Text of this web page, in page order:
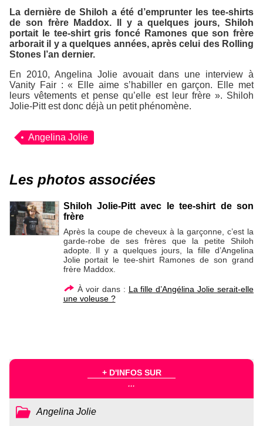
La dernière de Shiloh a été d’emprunter les tee-shirts
de son frère Maddox. Il y a quelques jours, Shiloh
portait le tee-shirt gris foncé Ramones que son frère
arborait il y a quelques années, après celui des Rolling
Stones l’an dernier.
En 2010, Angelina Jolie avouait dans une interview à
Vanity Fair : « Elle aime s’habiller en garçon. Elle met
leurs vêtements et pense qu’elle est leur frère ». Shiloh
Jolie-Pitt est donc déjà un petit phénomène.
Angelina Jolie
Les photos associées
Shiloh Jolie-Pitt avec le tee-shirt de son
frère
Après la coupe de cheveux à la garçonne, c’est la
garde-robe de ses frères que la petite Shiloh
adopte. Il y a quelques jours, la fille d’Angelina
Jolie portait le tee-shirt Ramones de son grand
frère Maddox.
À voir dans : La fille d’Angélina Jolie serait-elle
une voleuse ?
+ D'INFOS SUR
...
Angelina Jolie